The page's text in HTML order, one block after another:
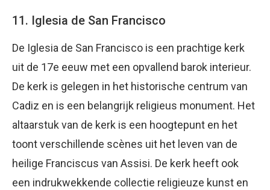
11. Iglesia de San Francisco
De Iglesia de San Francisco is een prachtige kerk
uit de 17e eeuw met een opvallend barok interieur.
De kerk is gelegen in het historische centrum van
Cadiz en is een belangrijk religieus monument. Het
altaarstuk van de kerk is een hoogtepunt en het
toont verschillende scènes uit het leven van de
heilige Franciscus van Assisi. De kerk heeft ook
een indrukwekkende collectie religieuze kunst en